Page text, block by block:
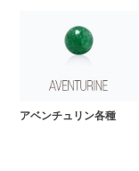
アベンチュリン各種